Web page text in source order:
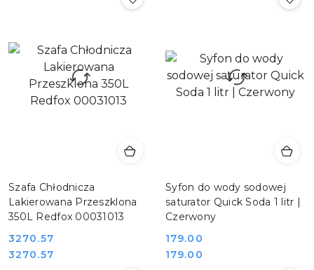
Szafa Chłodnicza
Lakierowana Przeszklona
350L Redfox 00031013
Cena:
3270.57
Cena:
3270.57
Syfon do wody sodowej
saturator Quick Soda 1 litr |
Czerwony
Cena:
179.00
Cena:
179.00